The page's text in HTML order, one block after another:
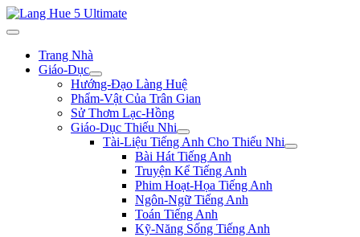
Trang Nhà
Giáo-Dục
Hướng-Đạo Làng Huệ
Phẩm-Vật Của Trân Gian
Sử Thơm Lạc-Hồng
Giáo-Dục Thiếu Nhi
Tài-Liệu Tiếng Anh Cho Thiếu Nhi
Bài Hát Tiếng Anh
Truyện Kể Tiếng Anh
Phim Hoạt-Họa Tiếng Anh
Ngôn-Ngữ Tiếng Anh
Toán Tiếng Anh
Kỹ-Năng Sống Tiếng Anh